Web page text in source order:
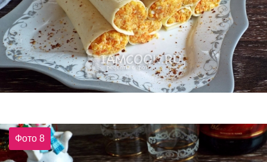
Фото 8